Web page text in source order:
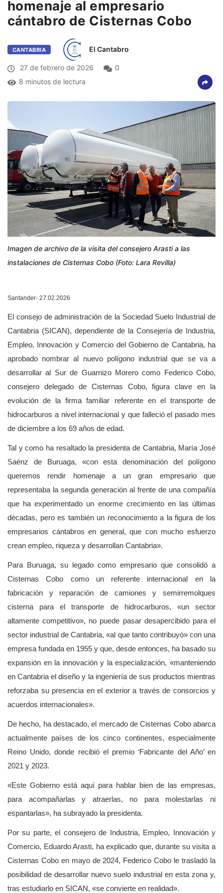
homenaje al empresario
cántabro de Cisternas Cobo
CANTABRIA El Cantabro
27 de febrero de 2026
0
8 minutos de lectura
Imagen de archivo de la visita del consejero Arasti a las
instalaciones de Cisternas Cobo (Foto: Lara Revilla)
Santander- 27.02.2026
El consejo de administración de la Sociedad Suelo Industrial de
Cantabria (SICAN), dependiente de la Consejería de Industria,
Empleo, Innovación y Comercio del Gobierno de Cantabria, ha
aprobado nombrar al nuevo polígono industrial que se va a
desarrollar al Sur de Guarnizo Morero como Federico Cobo,
consejero delegado de Cisternas Cobo, figura clave en la
evolución de la firma familiar referente en el transporte de
hidrocarburos a nivel internacional y que falleció el pasado mes
de diciembre a los 69 años de edad.
Tal y como ha resaltado la presidenta de Cantabria, María José
Saénz de Buruaga, «con esta denominación del polígono
queremos rendir homenaje a un gran empresario que
representaba la segunda generación al frente de una compañía
que ha experimentado un enorme crecimiento en las últimas
décadas, pero es también un reconocimiento a la figura de los
empresarios cántabros en general, que con mucho esfuerzo
crean empleo, riqueza y desarrollan Cantabria».
Para Buruaga, su legado como empresario que consolidó a
Cisternas Cobo como un referente internacional en la
fabricación y reparación de camiones y semirremolques
cisterna para el transporte de hidrocarburos, «un sector
altamente competitivo», no puede pasar desapercibido para el
sector industrial de Cantabria, «al que tanto contribuyó» con una
empresa fundada en 1955 y que, desde entonces, ha basado su
expansión en la innovación y la especialización, «manteniendo
en Cantabria el diseño y la ingeniería de sus productos mientras
reforzaba su presencia en el exterior a través de consorcios y
acuerdos internacionales».
De hecho, ha destacado, el mercado de Cisternas Cobo abarca
actualmente países de los cinco continentes, especialmente
Reino Unido, donde recibió el premio ‘Fabricante del Año’ en
2021 y 2023.
«Este Gobierno está aquí para hablar bien de las empresas,
para acompañarlas y atraerlas, no para molestarlas ni
espantarlas», ha subrayado la presidenta.
Por su parte, el consejero de Industria, Empleo, Innovación y
Comercio, Eduardo Arasti, ha explicado que, durante su visita a
Cisternas Cobo en mayo de 2024, Federico Cobo le trasladó la
posibilidad de desarrollar nuevo suelo industrial en esta zona y,
tras estudiarlo en SICAN, «se convierte en realidad».